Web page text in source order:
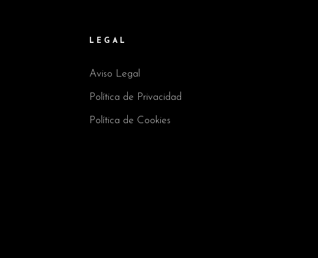
LEGAL
Aviso Legal
Política de Privacidad
Política de Cookies